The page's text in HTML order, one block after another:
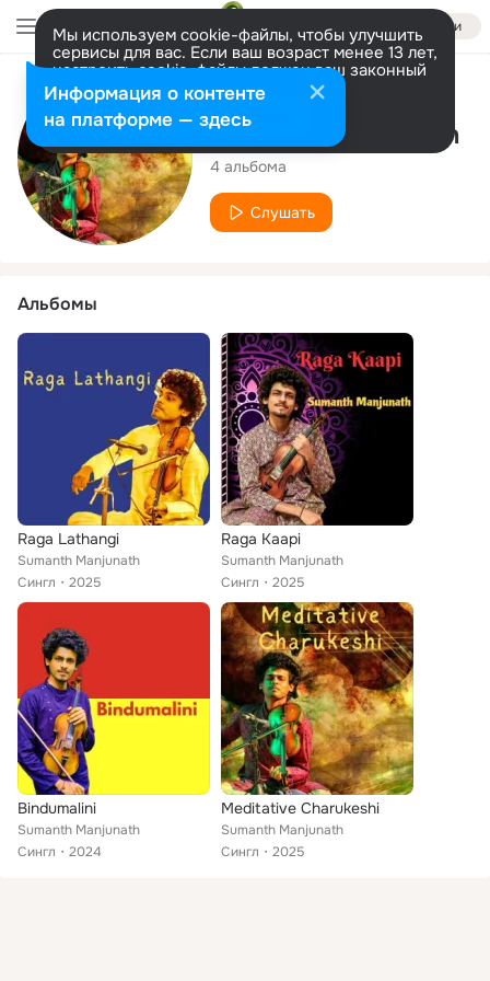
Войти
Мы используем cookie-файлы, чтобы улучшить
сервисы для вас. Если ваш возраст менее 13 лет,
настроить cookie-файлы должен ваш законный
представитель. Больше информации
Разрешить все Настроить
Исполнитель
Sumanth Manjunath
4 альбома
Слушать
Альбомы
Raga Lathangi
Sumanth Manjunath
Сингл
2025
Raga Kaapi
Sumanth Manjunath
Сингл
2025
Bindumalini
Sumanth Manjunath
Сингл
2024
Meditative Charukeshi
Sumanth Manjunath
Сингл
2025
Информация о контенте
на платформе — здесь